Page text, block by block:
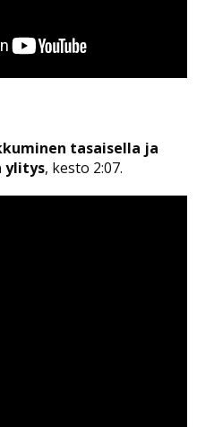
tasaisella ja
ylitys, kesto 2:07.